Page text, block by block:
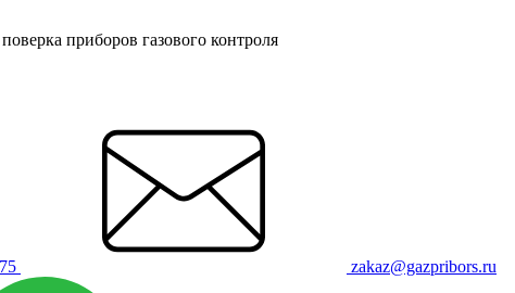
приборов газового контроля
zakaz@gazpribors.ru